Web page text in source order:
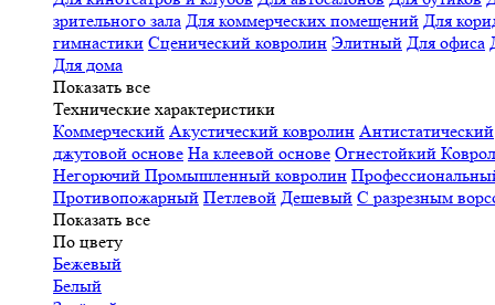
зрительного зала Для коммерческих помещений Для
гимнастики Сценический ковролин Элитный Для офиса
Для дома
Показать все
Технические характеристики
Коммерческий Акустический ковролин Антистатический
джутовой основе На клеевой основе Огнестойкий
Негорючий Промышленный ковролин
Противопожарный Петлевой Дешевый С разрезным
Показать все
По цвету
Бежевый
Белый